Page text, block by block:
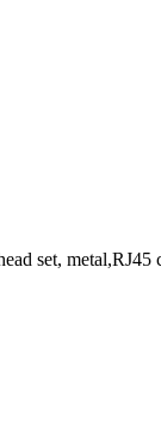
set, metal,RJ45